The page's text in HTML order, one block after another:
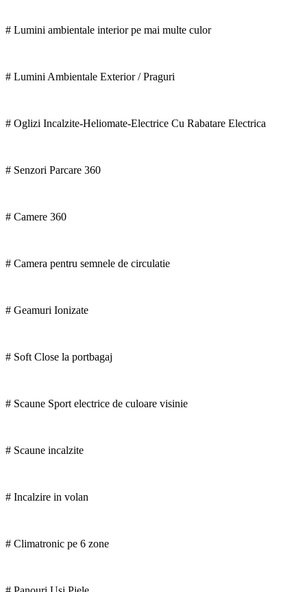
# Lumini ambientale interior pe mai multe culor
# Lumini Ambientale Exterior / Praguri
# Oglizi Incalzite-Heliomate-Electrice Cu Rabatare Electrica
# Senzori Parcare 360
# Camere 360
# Camera pentru semnele de circulatie
# Geamuri Ionizate
# Soft Close la portbagaj
# Scaune Sport electrice de culoare visinie
# Scaune incalzite
# Incalzire in volan
# Climatronic pe 6 zone